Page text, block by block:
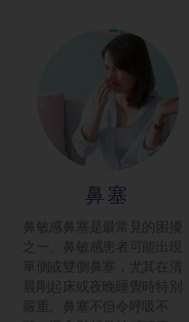
鼻塞
鼻敏感鼻塞是最常見的困擾
之一。鼻敏感患者可能出現
單側或雙側鼻塞，尤其在清
晨剛起床或夜晚睡覺時特別
嚴重。鼻塞不但令呼吸不